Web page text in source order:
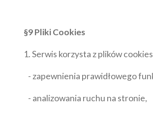
§9 Pliki Cookies
1. Serwis korzysta z plików
- zapewnienia prawidłowego
- analizowania ruchu na stronie,